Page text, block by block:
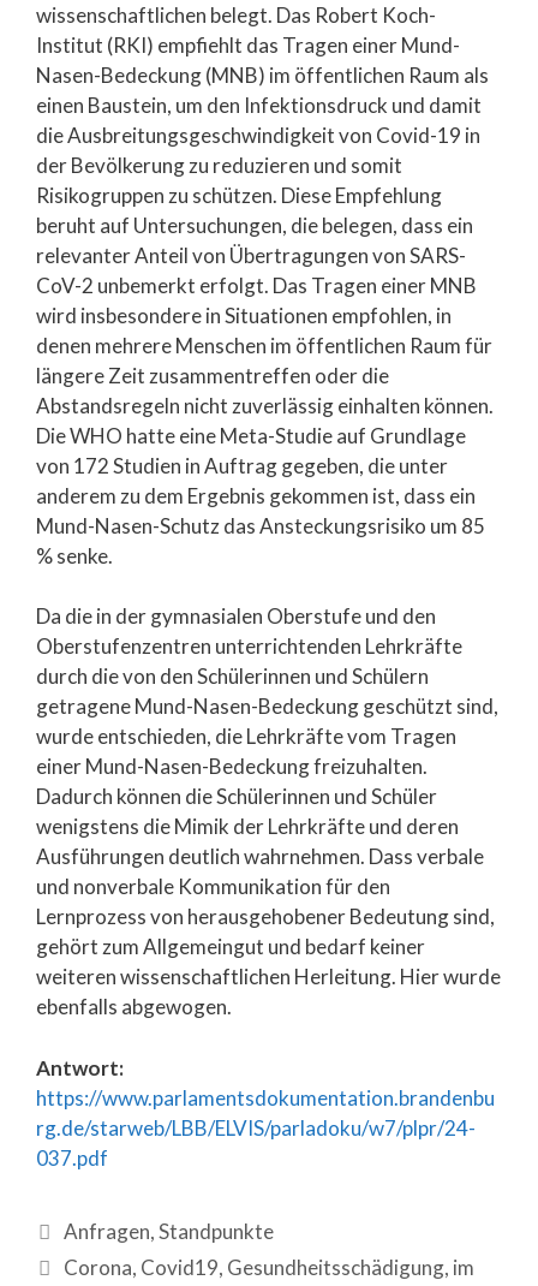
wissenschaftlichen belegt. Das Robert Koch-
Institut (RKI) empfiehlt das Tragen einer Mund-
Nasen-Bedeckung (MNB) im öffentlichen Raum als
einen Baustein, um den Infektionsdruck und damit
die Ausbreitungsgeschwindigkeit von Covid-19 in
der Bevölkerung zu reduzieren und somit
Risikogruppen zu schützen. Diese Empfehlung
beruht auf Untersuchungen, die belegen, dass ein
relevanter Anteil von Übertragungen von SARS-
CoV-2 unbemerkt erfolgt. Das Tragen einer MNB
wird insbesondere in Situationen empfohlen, in
denen mehrere Menschen im öffentlichen Raum für
längere Zeit zusammentreffen oder die
Abstandsregeln nicht zuverlässig einhalten können.
Die WHO hatte eine Meta-Studie auf Grundlage
von 172 Studien in Auftrag gegeben, die unter
anderem zu dem Ergebnis gekommen ist, dass ein
Mund-Nasen-Schutz das Ansteckungsrisiko um 85
% senke.
Da die in der gymnasialen Oberstufe und den
Oberstufenzentren unterrichtenden Lehrkräfte
durch die von den Schülerinnen und Schülern
getragene Mund-Nasen-Bedeckung geschützt sind,
wurde entschieden, die Lehrkräfte vom Tragen
einer Mund-Nasen-Bedeckung freizuhalten.
Dadurch können die Schülerinnen und Schüler
wenigstens die Mimik der Lehrkräfte und deren
Ausführungen deutlich wahrnehmen. Dass verbale
und nonverbale Kommunikation für den
Lernprozess von herausgehobener Bedeutung sind,
gehört zum Allgemeingut und bedarf keiner
weiteren wissenschaftlichen Herleitung. Hier wurde
ebenfalls abgewogen.
Antwort:
https://www.parlamentsdokumentation.brandenbu
rg.de/starweb/LBB/ELVIS/parladoku/w7/plpr/24-
037.pdf
Anfragen,Standpunkte
Corona, Covid19, Gesundheitsschädigung, im